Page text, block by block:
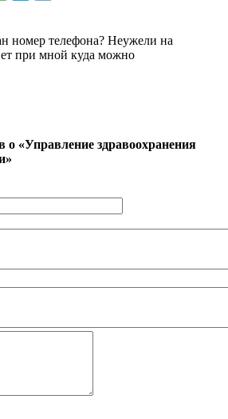
номер телефона? Неужели на
при мной куда можно
«Управление здравоохранения